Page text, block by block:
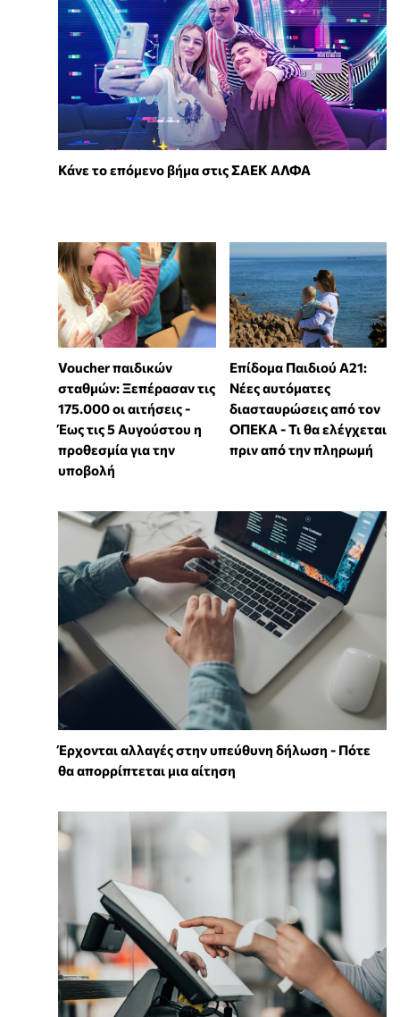
Κάνε το επόμενο βήμα στις ΣΑΕΚ ΑΛΦΑ
Voucher παιδικών
σταθμών: Ξεπέρασαν τις
175.000 οι αιτήσεις -
Έως τις 5 Αυγούστου η
προθεσμία για την
υποβολή
Επίδομα Παιδιού Α21:
Νέες αυτόματες
διασταυρώσεις από τον
ΟΠΕΚΑ - Τι θα ελέγχεται
πριν από την πληρωμή
Έρχονται αλλαγές στην υπεύθυνη δήλωση - Πότε
θα απορρίπτεται μια αίτηση